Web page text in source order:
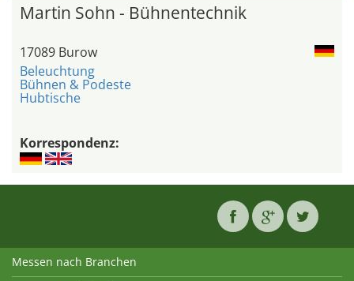
Martin Sohn - Bühnentechnik
17089 Burow
Beleuchtung
Bühnen & Podeste
Hubtische
Korrespondenz:
Messen nach Branchen